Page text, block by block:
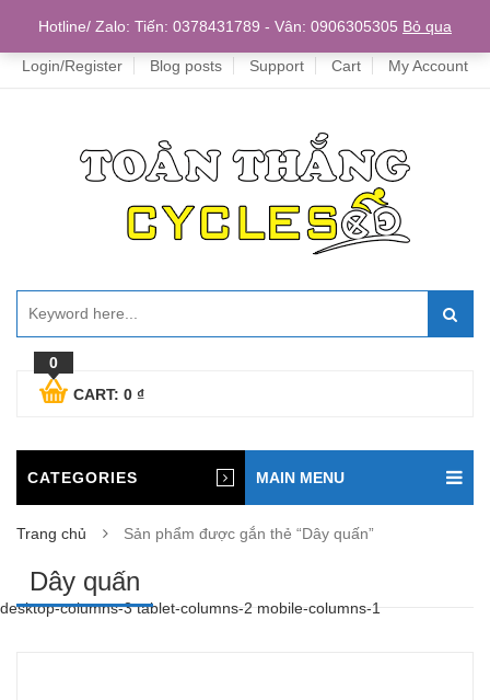
Home
Login/Register Blog posts Support Cart My Account
0
CART: 0 ₫
CATEGORIES MAIN MENU
Trang chủ Sản phẩm được gắn thẻ “Dây quấn”
Dây quấn
desktop-columns-3 tablet-columns-2 mobile-columns-1
Hotline/ Zalo: Tiến: 0378431789 - Vân: 0906305305 Bỏ qua